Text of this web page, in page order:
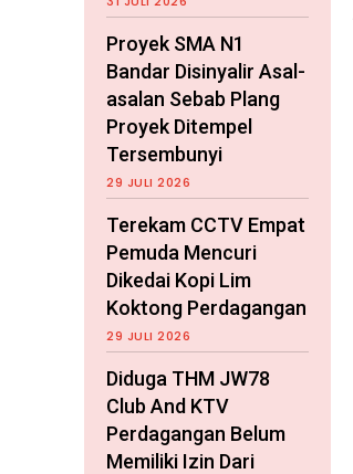
Proyek SMA N1
Bandar Disinyalir Asal-
asalan Sebab Plang
Proyek Ditempel
Tersembunyi
29 JULI 2026
Terekam CCTV Empat
Pemuda Mencuri
Dikedai Kopi Lim
Koktong Perdagangan
29 JULI 2026
Diduga THM JW78
Club And KTV
Perdagangan Belum
Memiliki Izin Dari